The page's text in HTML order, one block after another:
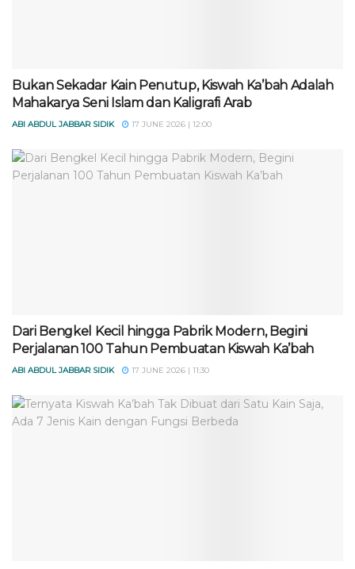
Bukan Sekadar Kain Penutup, Kiswah Ka’bah Adalah
Mahakarya Seni Islam dan Kaligrafi Arab
ABI ABDUL JABBAR SIDIK 17 JUNE 2026 | 12:00
Dari Bengkel Kecil hingga Pabrik Modern, Begini
Perjalanan 100 Tahun Pembuatan Kiswah Ka’bah
ABI ABDUL JABBAR SIDIK 17 JUNE 2026 | 11:30